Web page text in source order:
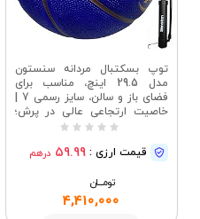
توپ بسکتبال مردانه سنستون
مدل 29.5 اینچ، مناسب برای
خاصیت ارتجاعی عالی در پرش؛
ارزش خرید بالا برای بازی روزانه؛
شدن آسان؛ هدیه‌ای ایده‌آل برای
قیمت ارزی : 59.99 درهم
تومــــــان
4,410,000